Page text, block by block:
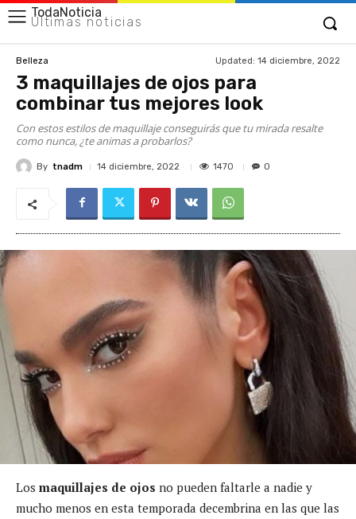
TodaNoticia
Últimas noticias
Belleza Updated: 14 diciembre, 2022
3 maquillajes de ojos para
combinar tus mejores look
Con estos estilos de maquillaje conseguirás que tu mirada resalte
como nunca, ¿te animas a probarlos?
By tnadm 14 diciembre, 2022 1470 0
Los maquillajes de ojos no pueden faltarle a nadie y
mucho menos en esta temporada decembrina en las que las